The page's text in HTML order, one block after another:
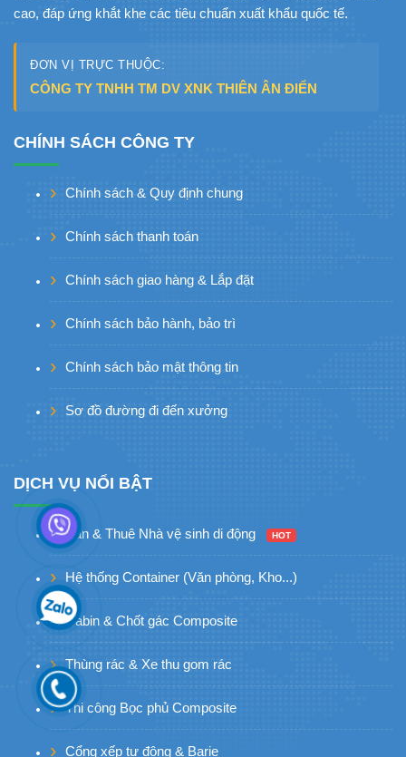
cao, đáp ứng khắt khe các tiêu chuẩn xuất khẩu quốc tế.
ĐƠN VỊ TRỰC THUỘC:
CÔNG TY TNHH TM DV XNK THIÊN ÂN ĐIỂN
CHÍNH SÁCH CÔNG TY
Chính sách & Quy định chung
Chính sách thanh toán
Chính sách giao hàng & Lắp đặt
Chính sách bảo hành, bảo trì
Chính sách bảo mật thông tin
Sơ đồ đường đi đến xưởng
DỊCH VỤ NỔI BẬT
Bán & Thuê Nhà vệ sinh di động HOT
Hệ thống Container (Văn phòng, Kho...)
Cabin & Chốt gác Composite
Thùng rác & Xe thu gom rác
Thi công Bọc phủ Composite
Cổng xếp tự động & Barie